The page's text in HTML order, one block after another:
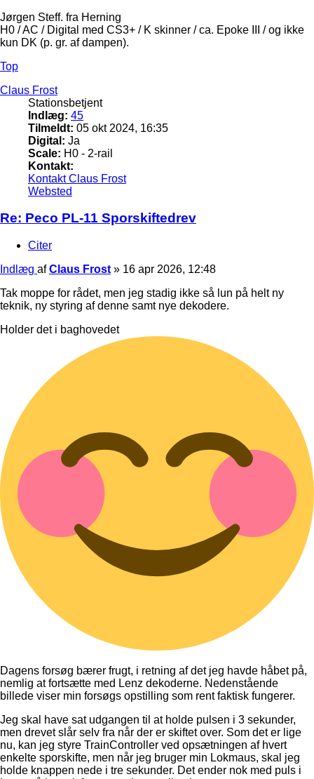
Jørgen Steff. fra Herning
H0 / AC / Digital med CS3+ / K skinner / ca. Epoke III / og ikke
kun DK (p. gr. af dampen).
Top
Claus Frost
Stationsbetjent
Indlæg: 45
Tilmeldt: 05 okt 2024, 16:35
Digital: Ja
Scale: H0 - 2-rail
Kontakt:
Kontakt Claus Frost
Websted
Re: Peco PL-11 Sporskiftedrev
Citer
Indlæg afClaus Frost » 16 apr 2026, 12:48
Tak moppe for rådet, men jeg stadig ikke så lun på helt ny
teknik, ny styring af denne samt nye dekodere.
Holder det i baghovedet
Dagens forsøg bærer frugt, i retning af det jeg havde håbet på,
nemlig at fortsætte med Lenz dekoderne. Nedenstående
billede viser min forsøgs opstilling som rent faktisk fungerer.
Jeg skal have sat udgangen til at holde pulsen i 3 sekunder,
men drevet slår selv fra når der er skiftet over. Som det er lige
nu, kan jeg styre TrainController ved opsætningen af hvert
enkelte sporskifte, men når jeg bruger min Lokmaus, skal jeg
holde knappen nede i tre sekunder. Det ender nok med puls i